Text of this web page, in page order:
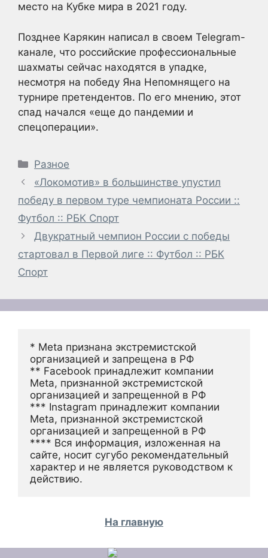
место на Кубке мира в 2021 году.
Позднее Карякин написал в своем Telegram-
канале, что российские профессиональные
шахматы сейчас находятся в упадке,
несмотря на победу Яна Непомнящего на
турнире претендентов. По его мнению, этот
спад начался «еще до пандемии и
спецоперации».
Рубрики
Разное
«Локомотив» в большинстве упустил
победу в первом туре чемпионата России ::
Футбол :: РБК Спорт
Двукратный чемпион России с победы
стартовал в Первой лиге :: Футбол :: РБК
Спорт
* Meta признана экстремистской
организацией и запрещена в РФ
** Facebook принадлежит компании
Meta, признанной экстремистской
организацией и запрещенной в РФ
*** Instagram принадлежит компании
Meta, признанной экстремистской
организацией и запрещенной в РФ
**** Вся информация, изложенная на
сайте, носит сугубо рекомендательный
характер и не является руководством к
действию.
На главную